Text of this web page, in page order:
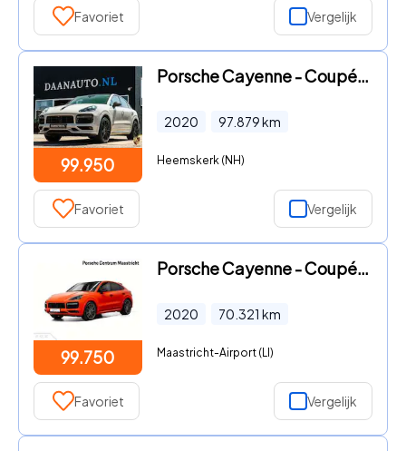
Favoriet Vergelijk
99.950
Porsche Cayenne - Coupé 4.0 Turbo S E-Hybrid Sport Chrono
2020 97.879km
Heemskerk (NH)
Favoriet Vergelijk
99.750
Porsche Cayenne - Coupé Turbo S E-Hybrid
2020 70.321 km
Maastricht-Airport (LI)
Favoriet Vergelijk